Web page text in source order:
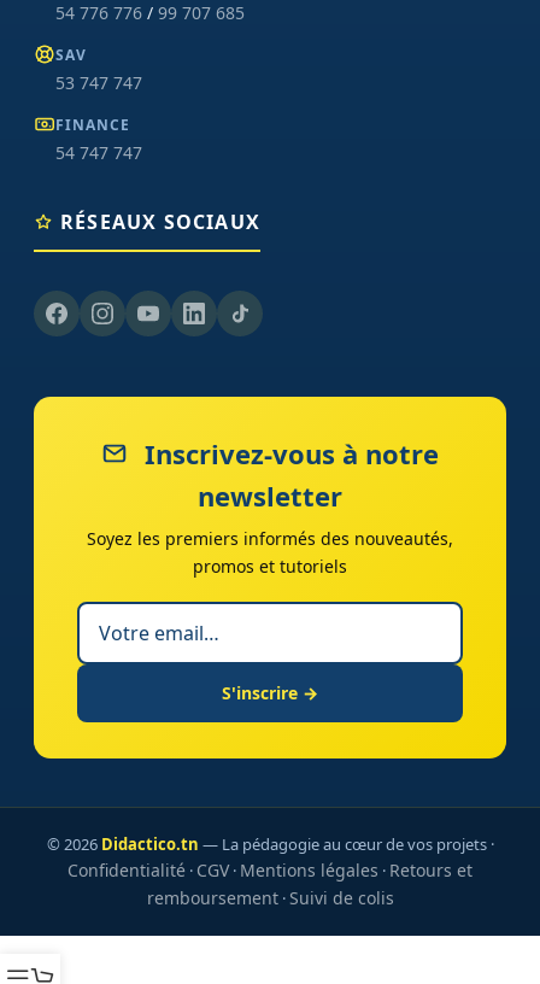
54 776 776 / 99 707 685
SAV
53 747 747
FINANCE
54 747 747
RÉSEAUX SOCIAUX
Inscrivez-vous à notre
newsletter
Soyez les premiers informés des nouveautés,
promos et tutoriels
S'inscrire →
© 2026 Didactico.tn — La pédagogie au cœur de vos projets ·
Confidentialité · CGV· Mentions légales · Retours et
remboursement·Suivi de colis